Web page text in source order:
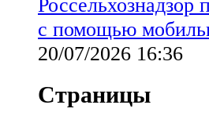
с помощью
20/07/2026 16:36
Страницы